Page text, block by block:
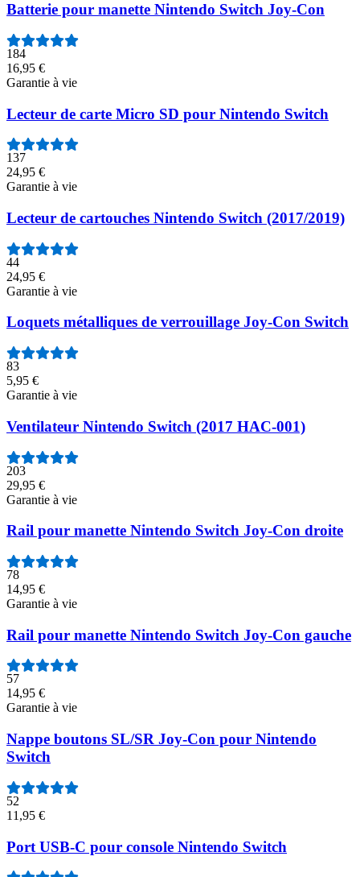
Batterie pour manette Nintendo Switch Joy-Con
184
16,95 €
Garantie à vie
Lecteur de carte Micro SD pour Nintendo Switch
137
24,95 €
Garantie à vie
Lecteur de cartouches Nintendo Switch (2017/2019)
44
24,95 €
Garantie à vie
Loquets métalliques de verrouillage Joy-Con Switch
83
5,95 €
Garantie à vie
Ventilateur Nintendo Switch (2017 HAC-001)
203
29,95 €
Garantie à vie
Rail pour manette Nintendo Switch Joy-Con droite
78
14,95 €
Garantie à vie
Rail pour manette Nintendo Switch Joy-Con gauche
57
14,95 €
Garantie à vie
Nappe boutons SL/SR Joy-Con pour Nintendo
Switch
52
11,95 €
Port USB-C pour console Nintendo Switch